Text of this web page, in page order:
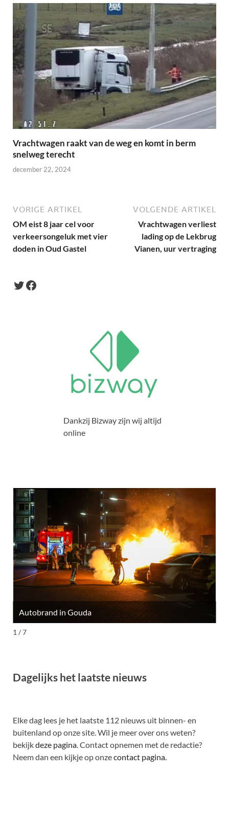
Vrachtwagen raakt van de weg en komt in berm
snelweg terecht
december 22, 2024
VORIGE ARTIKEL
OM eist 8 jaar cel voor
verkeersongeluk met vier
doden in Oud Gastel
VOLGENDE ARTIKEL
Vrachtwagen verliest
lading op de Lekbrug
Vianen, uur vertraging
Dankzij Bizway zijn wij altijd
online
Autobrand in Gouda
1 / 7
Dagelijks het laatste nieuws
Elke dag lees je het laatste 112 nieuws uit binnen- en
buitenland op onze site. Wil je meer over ons weten?
bekijkdeze pagina . Contact opnemen met de redactie?
Neem dan een kijkje op onzecontact pagina.